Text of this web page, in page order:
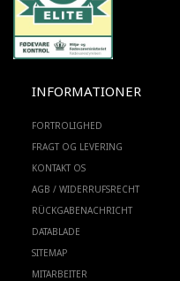
INFORMATIONER
FORTROLIGHED
FRAGT OG LEVERING
KONTAKT OS
AGB / WIDERRUFSRECHT
RÜCKGABENACHRICHT
DATABLADE
SITEMAP
MITARBEITER